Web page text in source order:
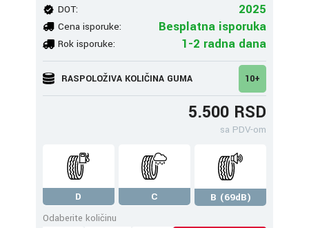
DOT: 2025
Cena isporuke: Besplatna isporuka
Rok isporuke: 1-2 radna dana
RASPOLOŽIVA KOLIČINA GUMA 10+
5.500 RSD
sa PDV-om
D C
B (69dB)
Odaberite količinu